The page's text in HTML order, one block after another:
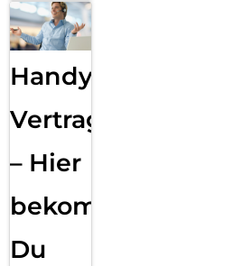
Handy
Vertragsabwicklung
– Hier
bekommst
Du